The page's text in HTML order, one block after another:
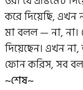
করে দিয়েছি, এখন
মা বলল — না, না।
দিয়েছেন। এখন
ফোন করিস, সব
~শেষ~